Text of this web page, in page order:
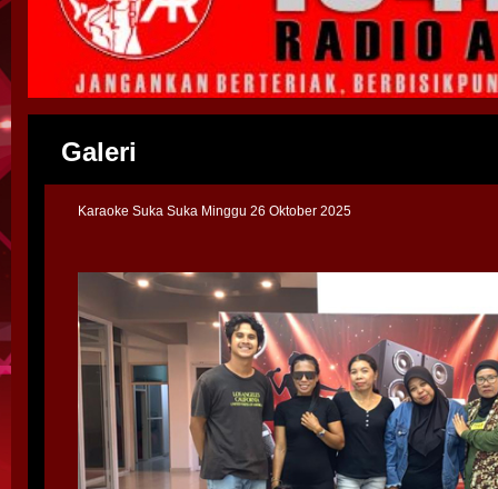
Galeri
Karaoke Suka Suka Minggu 26 Oktober 2025